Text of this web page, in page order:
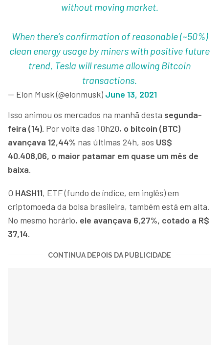
without moving market.
When there’s confirmation of reasonable (~50%)
clean energy usage by miners with positive future
trend, Tesla will resume allowing Bitcoin
transactions.
— Elon Musk (@elonmusk) June 13, 2021
Isso animou os mercados na manhã desta segunda-
feira (14). Por volta das 10h20, o bitcoin (BTC)
avançava 12,44% nas últimas 24h, aos US$
40.408,06, o maior patamar em quase um mês de
baixa.
O HASH11, ETF (fundo de índice, em inglês) em
criptomoeda da bolsa brasileira, também está em alta.
No mesmo horário, ele avançava 6,27%, cotado a R$
37,14.
CONTINUA DEPOIS DA PUBLICIDADE